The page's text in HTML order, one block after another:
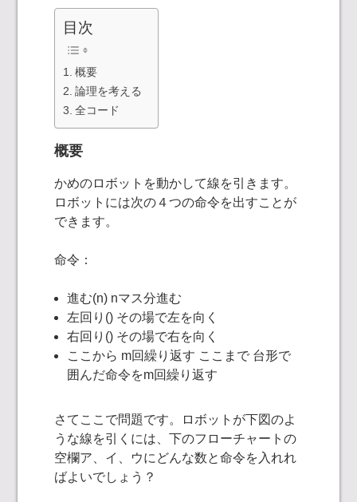
目次
概要
論理を考える
全コード
概要
かめのロボットを動かして線を引きます。
ロボットには次の４つの命令を出すことが
できます。
命令：
進む(n) nマス分進む
左回り() その場で左を向く
右回り() その場で右を向く
ここから m回繰り返す ここまで 台形で
囲んだ命令をm回繰り返す
さてここで問題です。ロボットが下図のよ
うな線を引くには、下のフローチャートの
空欄ア、イ、ウにどんな数と命令を入れれ
ばよいでしょう？